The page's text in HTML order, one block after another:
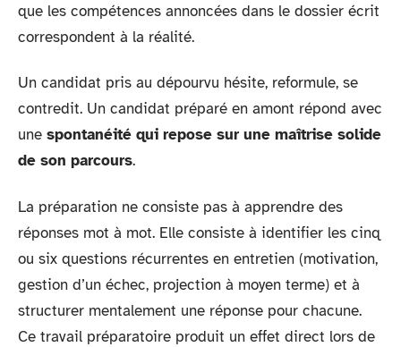
que les compétences annoncées dans le dossier écrit
correspondent à la réalité.
Un candidat pris au dépourvu hésite, reformule, se
contredit. Un candidat préparé en amont répond avec
une spontanéité qui repose sur une maîtrise solide
de son parcours.
La préparation ne consiste pas à apprendre des
réponses mot à mot. Elle consiste à identifier les cinq
ou six questions récurrentes en entretien (motivation,
gestion d’un échec, projection à moyen terme) et à
structurer mentalement une réponse pour chacune.
Ce travail préparatoire produit un effet direct lors de